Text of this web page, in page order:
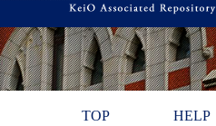
TOP HELP